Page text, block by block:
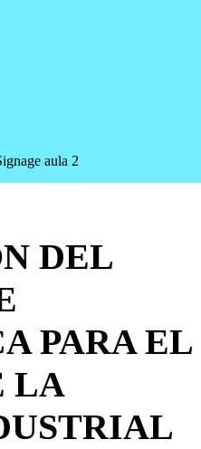
aula 2
DEL
PARA EL
LA